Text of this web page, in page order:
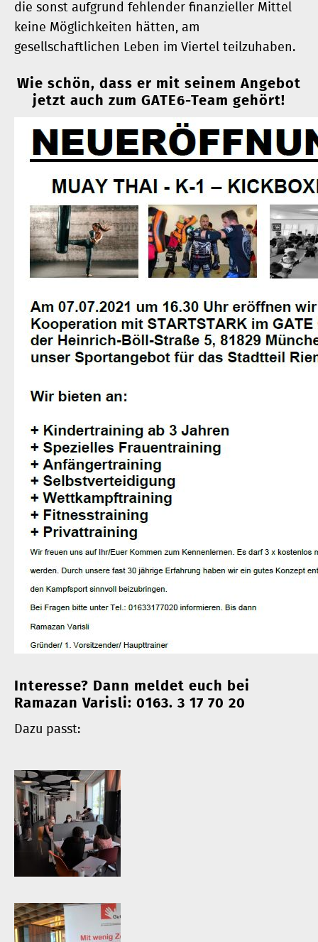
die sonst aufgrund fehlender ­finanzieller Mittel
keine Möglichkeiten hätten, am
gesellschaftlichen Leben im Viertel teilzuhaben.
Wie schön, dass er mit seinem Angebot
jetzt auch zum GATE6-Team gehört!
Interesse? Dann meldet euch bei
Ramazan Varisli: 0163. 3 17 70 20
Dazu passt: